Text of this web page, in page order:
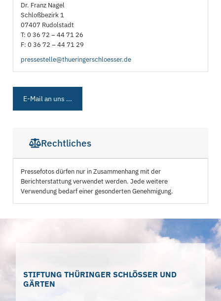
Dr. Franz Nagel
Schloßbezirk 1
07407 Rudolstadt
T: 0 36 72 – 44 71 26
F: 0 36 72 – 44 71 29
pressestelle@thueringerschloesser.de
E-Mail an uns ...
Rechtliches
Pressefotos dürfen nur in Zusammenhang mit der
Berichterstattung verwendet werden. Jede weitere
Verwendung bedarf einer gesonderten Genehmigung.
STIFTUNG THÜRINGER SCHLÖSSER UND
GÄRTEN